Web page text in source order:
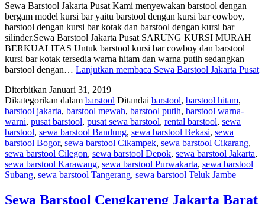
Sewa Barstool Jakarta Pusat Kami menyewakan barstool dengan
bergam model kursi bar yaitu barstool dengan kursi bar cowboy,
barstool dengan kursi bar kotak dan barstool dengan kursi bar
silinder.Sewa Barstool Jakarta Pusat SARUNG KURSI MURAH
BERKUALITAS Untuk barstool kursi bar cowboy dan barstool
kursi bar kotak tersedia warna hitam dan warna putih sedangkan
barstool dengan… Lanjutkan membaca Sewa Barstool Jakarta Pusat
Diterbitkan Januari 31, 2019
Dikategorikan dalam barstool Ditandai barstool, barstool hitam,
barstool jakarta, barstool mewah, barstool putih, barstool warna-
warni, pusat barstool, pusat sewa barstool, rental barstool, sewa
barstool, sewa barstool Bandung, sewa barstool Bekasi, sewa
barstool Bogor, sewa barstool Cikampek, sewa barstool Cikarang,
sewa barstool Cilegon, sewa barstool Depok, sewa barstool Jakarta,
sewa barstool Karawang, sewa barstool Purwakarta, sewa barstool
Subang, sewa barstool Tangerang, sewa barstool Teluk Jambe
Sewa Barstool Cengkareng Jakarta Barat